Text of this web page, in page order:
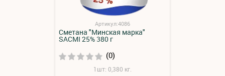
Артикул:4086
Сметана "Минская марка"
SACMI 25% 380 г
(0)
1шт: 0,380 кг.